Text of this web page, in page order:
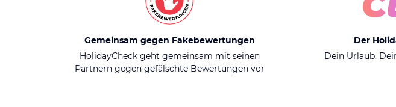
Gemeinsam gegen Fakebewertungen
HolidayCheck geht gemeinsam mit seinen
Partnern gegen gefälschte Bewertungen vor
Der
Dein Urlaub.